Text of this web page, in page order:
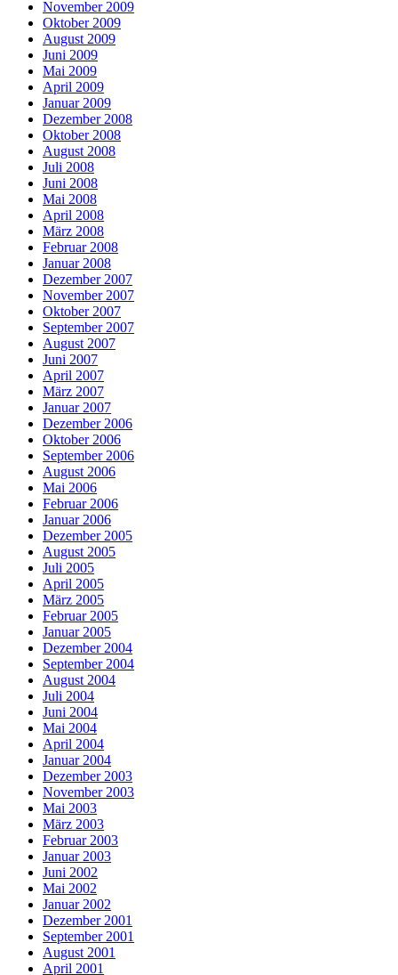
November 2009
Oktober 2009
August 2009
Juni 2009
Mai 2009
April 2009
Januar 2009
Dezember 2008
Oktober 2008
August 2008
Juli 2008
Juni 2008
Mai 2008
April 2008
März 2008
Februar 2008
Januar 2008
Dezember 2007
November 2007
Oktober 2007
September 2007
August 2007
Juni 2007
April 2007
März 2007
Januar 2007
Dezember 2006
Oktober 2006
September 2006
August 2006
Mai 2006
Februar 2006
Januar 2006
Dezember 2005
August 2005
Juli 2005
April 2005
März 2005
Februar 2005
Januar 2005
Dezember 2004
September 2004
August 2004
Juli 2004
Juni 2004
Mai 2004
April 2004
Januar 2004
Dezember 2003
November 2003
Mai 2003
März 2003
Februar 2003
Januar 2003
Juni 2002
Mai 2002
Januar 2002
Dezember 2001
September 2001
August 2001
April 2001